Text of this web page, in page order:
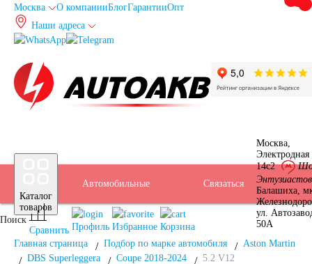
Москва О компанииБлогГарантииОпт
Наши адреса
Каталог
товаров
Автомобильные
аккумуляторы
Подбор
АКБ
Услуги
Бренды
Доставка
Оплата
Б/У
АКБ
Контакты
Связаться Москва
Москва,
14с2
Энтузиастов
Балашиха,
ул.
50А
Поиск
Сравнить Профиль Избранное Корзина
Главная страница
Подбор по марке автомобиля
Aston Martin
DBS Superleggera
Coupe 2018-2024 5.2 V12